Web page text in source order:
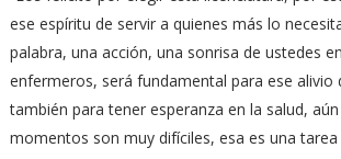
ese espíritu de servir a quienes más lo
palabra, una acción, una sonrisa de ustedes
enfermeros, será fundamental para ese alivio
también para tener esperanza en la salud,
momentos son muy difíciles, esa es una tarea